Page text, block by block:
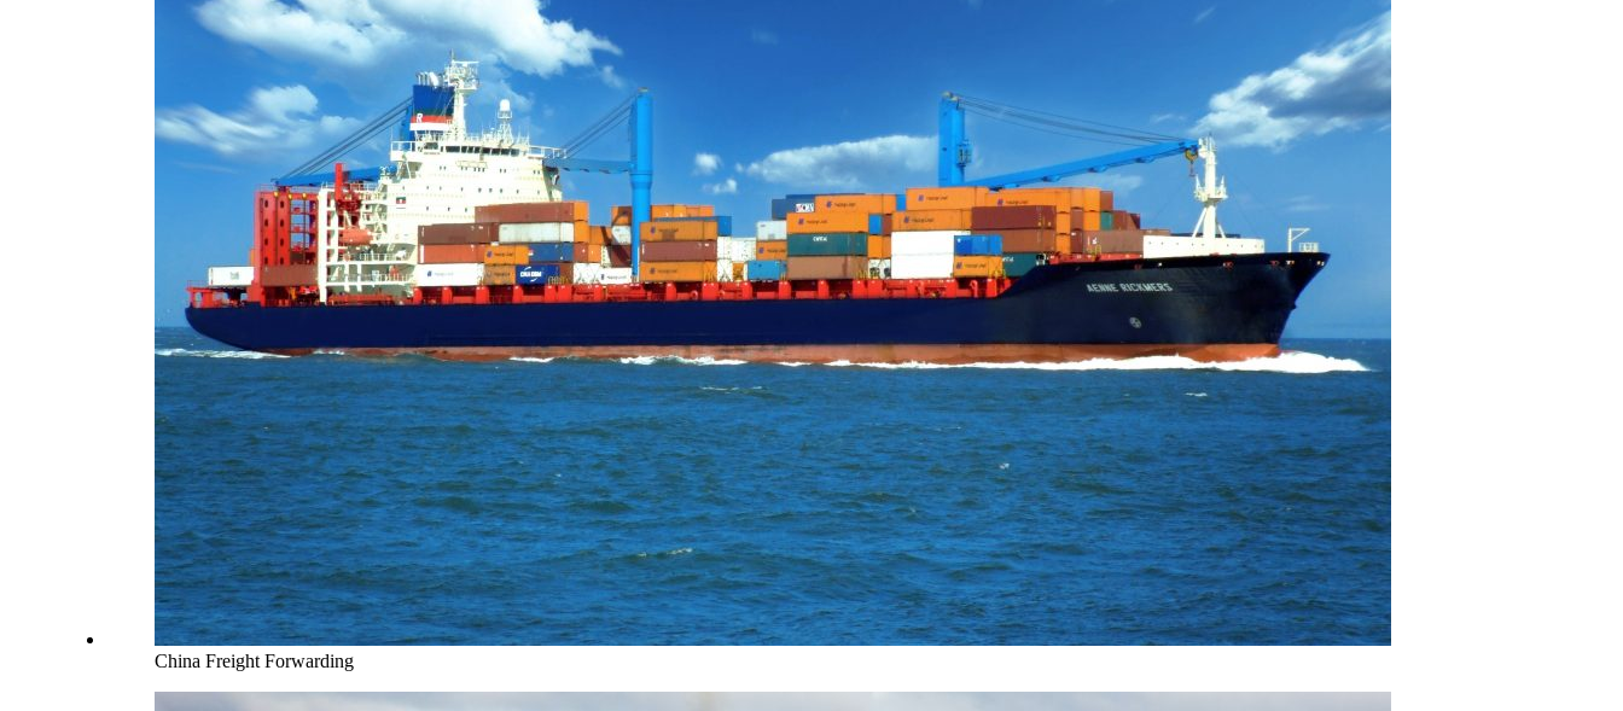
China Freight Forwarding